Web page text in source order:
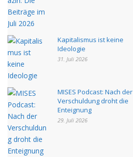
Kapitalismus ist keine
Ideologie
31. Juli 2026
MISES Podcast: Nach der
Verschuldung droht die
Enteignung
29. Juli 2026